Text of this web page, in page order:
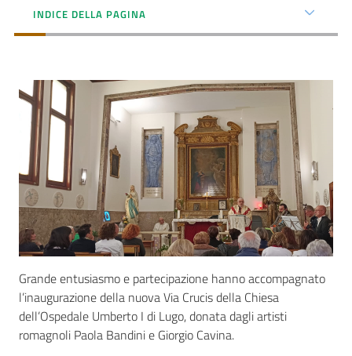
dei
Servizi
a...
Bandi
Concorsi
Seguici
su
INDICE DELLA PAGINA
Grande entusiasmo e partecipazione hanno accompagnato
l’inaugurazione della nuova Via Crucis della Chiesa
dell’Ospedale Umberto I di Lugo, donata dagli artisti
romagnoli Paola Bandini e Giorgio Cavina.